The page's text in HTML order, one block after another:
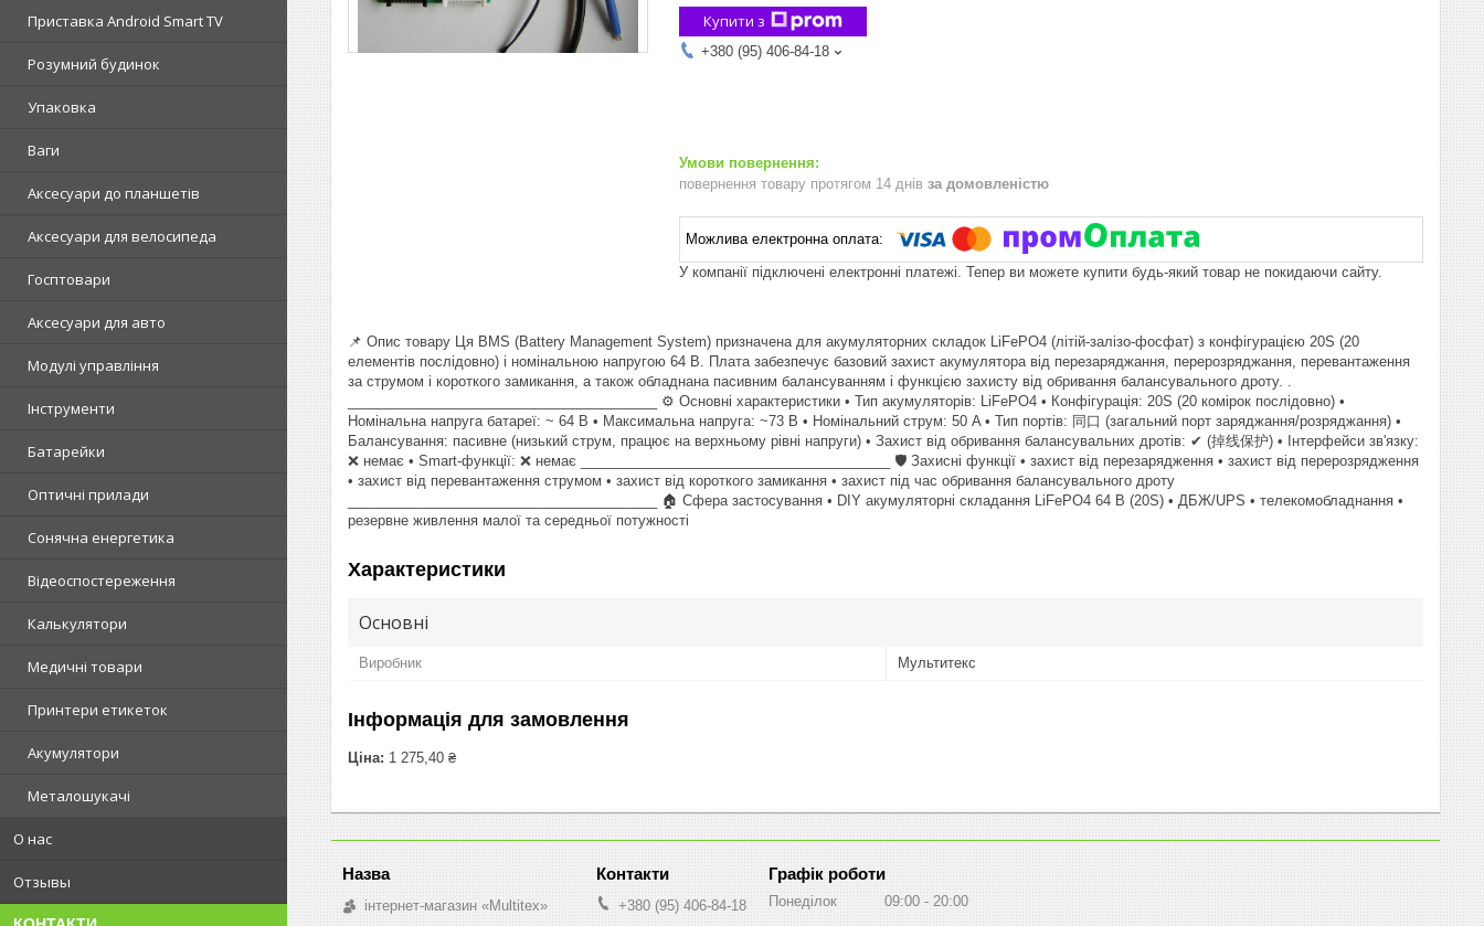
Приставка Android Smart TV
Розумний будинок
Упаковка
Ваги
Аксесуари до планшетів
Аксесуари для велосипеда
Госптовари
Аксесуари для авто
Модулі управління
Інструменти
Батарейки
Оптичні прилади
Сонячна енергетика
Відеоспостереження
Калькулятори
Медичні товари
Принтери етикеток
Акумулятори
Металошукачі
О нас
Отзывы
Купити з
+380 (95) 406-84-18
повернення товару протягом 14 днів за домовленістю
У компанії підключені електронні платежі. Тепер ви можете купити будь-який товар не покидаючи сайту.
📌 Опис товару Ця BMS (Battery Management System) призначена для акумуляторних складок LiFePO4 (літій-залізо-фосфат) з конфігурацією 20S (20
елементів послідовно) і номінальною напругою 64 В. Плата забезпечує базовий захист акумулятора від перезаряджання, перерозряджання, перевантаження
за струмом і короткого замикання, а також обладнана пасивним балансуванням і функцією захисту від обривання балансувального дроту. .
________________________________________ ⚙️ Основні характеристики • Тип акумуляторів: LiFePO4 • Конфігурація: 20S (20 комірок послідовно) •
Номінальна напруга батареї: ~ 64 В • Максимальна напруга: ~73 В • Номінальний струм: 50 A • Тип портів: 同口 (загальний порт заряджання/розряджання) •
Балансування: пасивне (низький струм, працює на верхньому рівні напруги) • Захист від обривання балансувальних дротів: ✔ (掉线保护) • Інтерфейси зв'язку:
❌ немає • Smart-функції: ❌ немає ________________________________________ 🛡️ Захисні функції • захист від перезарядження • захист від перерозрядження
• захист від перевантаження струмом • захист від короткого замикання • захист під час обривання балансувального дроту
________________________________________ 🏠 Сфера застосування • DIY акумуляторні складання LiFePO4 64 В (20S) • ДБЖ/UPS • телекомобладнання •
резервне живлення малої та середньої потужності
Характеристики
Основні
Виробник Мультитекс
Інформація для замовлення
Ціна: 1 275,40 ₴
інтернет-магазин «Multitex» +380 (95) 406-84-18
Графік роботи
Понеділок 09:00
20:00